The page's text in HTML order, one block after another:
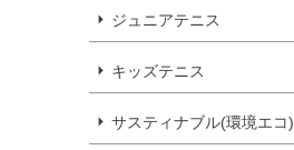
ジュニアテニス
キッズテニス
サスティナブル(環境エコ)